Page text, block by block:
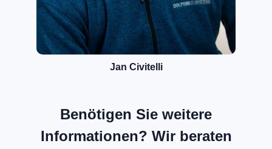
Jan Civitelli
Benötigen Sie weitere
Informationen? Wir beraten